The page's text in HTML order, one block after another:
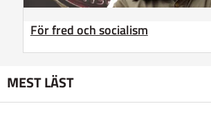
För fred och socialism
MEST LÄST